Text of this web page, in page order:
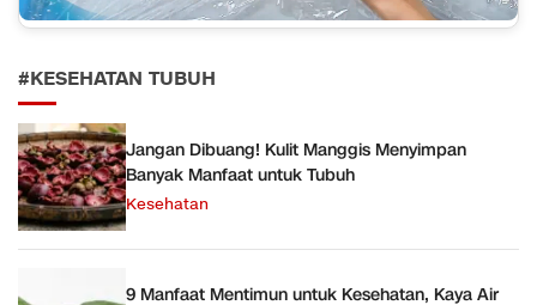
#KESEHATAN TUBUH
Jangan Dibuang! Kulit Manggis Menyimpan
Banyak Manfaat untuk Tubuh
Kesehatan
9 Manfaat Mentimun untuk Kesehatan, Kaya Air